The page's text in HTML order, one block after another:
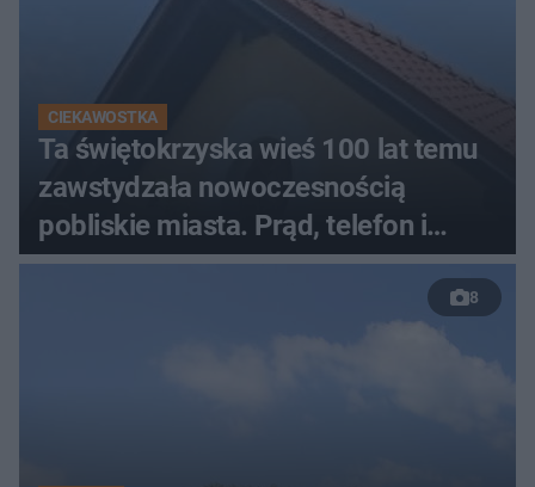
CIEKAWOSTKA
Ta świętokrzyska wieś 100 lat temu
zawstydzała nowoczesnością
pobliskie miasta. Prąd, telefon i
luksusowa auta
8